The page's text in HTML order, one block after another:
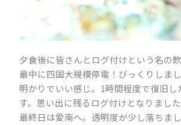
夕食後に皆さんとログ付けという名の
最中に四国大規模停電！びっくりしま
明かりでいい感じ。1時間程度で復旧し
す。思い出に残るログ付けとなりました
最終日は愛南へ。透明度が少し落ちまし